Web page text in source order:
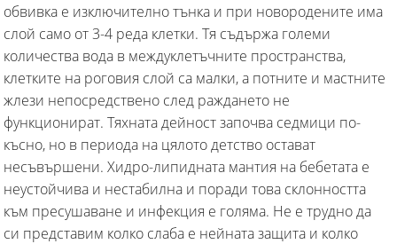
обвивка е изключително тънка и при новородените има
слой само от 3-4 реда клетки. Тя съдържа големи
количества вода в междуклетъчните пространства,
клетките на роговия слой са малки, а потните и мастните
жлези непосредствено след раждането не
функционират. Тяхната дейност започва седмици по-
късно, но в периода на цялото детство остават
несъвършени. Хидро-липидната мантия на бебетата е
неустойчива и нестабилна и поради това склонността
към пресушаване и инфекция е голяма. Не е трудно да
си представим колко слаба е нейната защита и колко